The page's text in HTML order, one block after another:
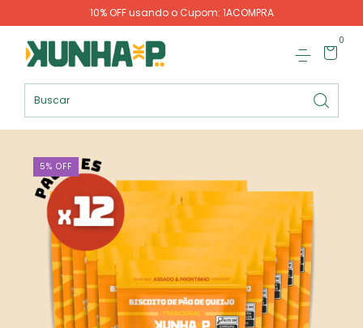
10% OFF usando o Cupom: 1ACOMPRA
0
5% OFF